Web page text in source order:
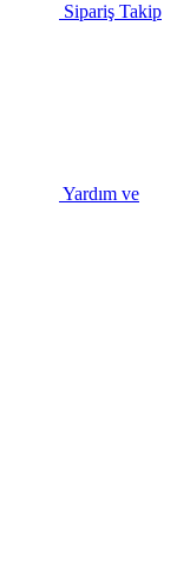
Sipariş Takip
Yardım ve